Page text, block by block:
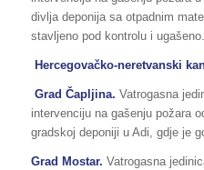
divlja deponija sa otpadnim
stavljeno pod kontrolu i ugašeno.
Hercegovačko-neretvanski
Grad Čapljina. Vatrogasna
intervenciju na gašenju požara
gradskoj deponiji u Adi, gdje je
Grad Mostar. Vatrogasna